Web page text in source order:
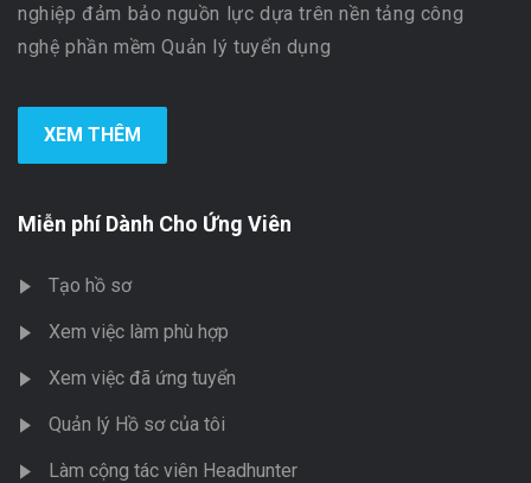
nghiệp đảm bảo nguồn lực dựa trên nền tảng công
nghệ phần mềm Quản lý tuyển dụng
XEM THÊM
Miễn phí Dành Cho Ứng Viên
Tạo hồ sơ
Xem việc làm phù hợp
Xem việc đã ứng tuyển
Quản lý Hồ sơ của tôi
Làm cộng tác viên Headhunter